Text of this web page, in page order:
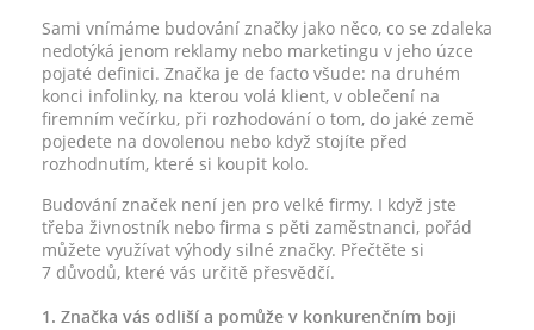
Sami vnímáme budování značky jako něco, co se zdaleka
nedotýká jenom reklamy nebo marketingu v jeho úzce
pojaté definici. Značka je de facto všude: na druhém
konci infolinky, na kterou volá klient, v oblečení na
firemním večírku, při rozhodování o tom, do jaké země
pojedete na dovolenou nebo když stojíte před
rozhodnutím, které si koupit kolo.
Budování značek není jen pro velké firmy. I když jste
třeba živnostník nebo firma s pěti zaměstnanci, pořád
můžete využívat výhody silné značky. Přečtěte si
7 důvodů, které vás určitě přesvědčí.
1. Značka vás odliší a pomůže v konkurenčním boji